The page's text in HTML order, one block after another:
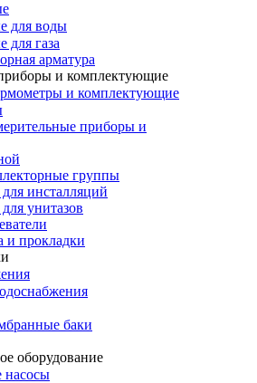
для воды
газа
арматура
и комплектующие
и комплектующие
приборы и
группы
инсталляций
унитазов
и прокладки
баки
оборудование
насосы